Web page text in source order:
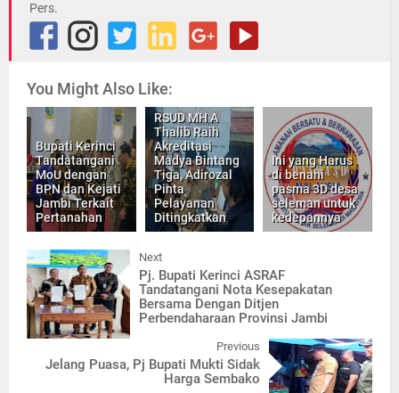
Pers.
You Might Also Like:
Bupati Kerinci
Tandatangani
MoU dengan
BPN dan Kejati
Jambi Terkait
Pertanahan
RSUD MH A
Thalib Raih
Akreditasi
Madya Bintang
Tiga, Adirozal
Pinta
Pelayanan
Ditingkatkan
Ini yang Harus
di benahi
pasma 3D desa
seleman untuk
kedepannya
Next
Pj. Bupati Kerinci ASRAF
Tandatangani Nota Kesepakatan
Bersama Dengan Ditjen
Perbendaharaan Provinsi Jambi
Previous
Jelang Puasa, Pj Bupati Mukti Sidak
Harga Sembako